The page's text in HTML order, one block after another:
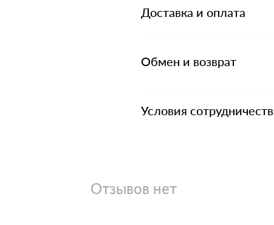
Доставка и оплата
Обмен и возврат
Условия
Отзывов нет